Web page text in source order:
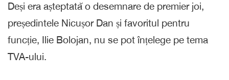
Deși era așteptată o desemnare de premier joi,
președintele Nicușor Dan și favoritul pentru
funcție, Ilie Bolojan, nu se pot înțelege pe tema
TVA-ului.